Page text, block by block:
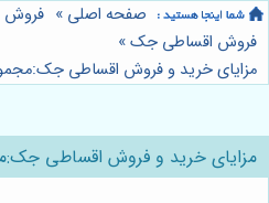
صفحه اصلی » فروش
فروش اقساطی جک»
مزایای خرید و فروش اقساطی
مزایای خرید و فروش اقساطی